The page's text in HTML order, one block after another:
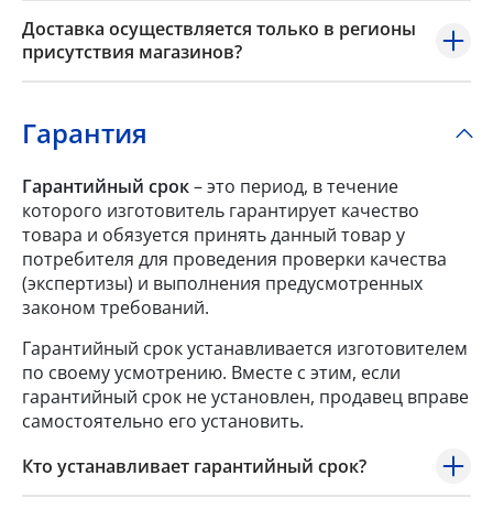
Доставка осуществляется только в регионы
присутствия магазинов?
Гарантия
Гарантийный срок– это период, в течение
которого изготовитель гарантирует качество
товара и обязуется принять данный товар у
потребителя для проведения проверки качества
(экспертизы) и выполнения предусмотренных
законом требований.
Гарантийный срок устанавливается изготовителем
по своему усмотрению. Вместе с этим, если
гарантийный срок не установлен, продавец вправе
самостоятельно его установить.
Кто устанавливает гарантийный срок?